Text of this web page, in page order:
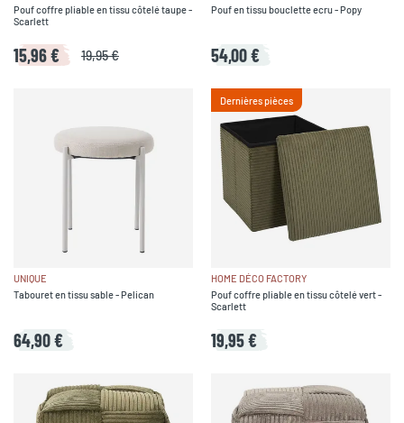
Pouf coffre pliable en tissu côtelé taupe -
Scarlett
15,96 € 19,95 €
Pouf en tissu bouclette ecru - Popy
54,00 €
UNIQUE
Tabouret en tissu sable - Pelican
64,90 €
Dernières pièces
HOME DÉCO FACTORY
Pouf coffre pliable en tissu côtelé vert -
Scarlett
19,95 €